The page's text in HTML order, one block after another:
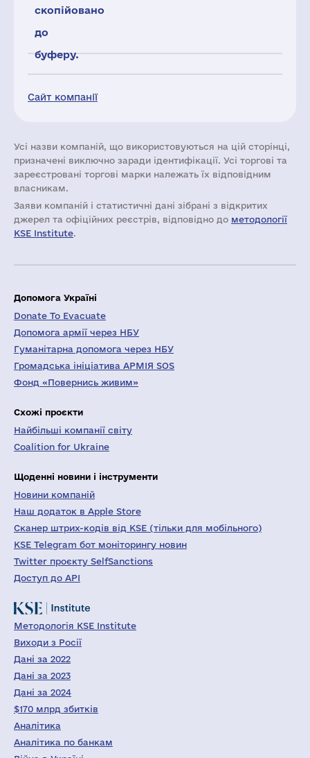
Сайт компанії
скопійовано
до
буферу.
Усі назви компаній, що використовуються на цій сторінці,
призначені виключно заради ідентифікації. Усі торгові та
зареєстровані торгові марки належать їх відповідним
власникам.
Заяви компаній i статистичні дані зібрані з відкритих
джерел та офіційних реєстрів, відповідно до методології
KSE Institute.
Допомога Україні
Donate To Evacuate
Допомога армії через НБУ
Гуманітарна допомога через НБУ
Громадська ініціатива АРМІЯ SOS
Фонд «Повернись живим»
Схожі проєкти
Найбільші компанії світу
Coalition for Ukraine
Щоденні новини і інструменти
Новини компаній
Наш додаток в Apple Store
Сканер штрих-кодів від KSE (тільки для мобільного)
KSE Telegram бот моніторингу новин
Twitter проєкту SelfSanctions
Доступ до API
Методологія KSE Institute
Виходи з Росії
Дані за 2022
Дані за 2023
Дані за 2024
$170 млрд збитків
Аналітика
Аналітика по банкам